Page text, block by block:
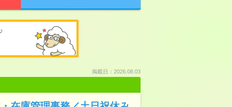
掲載日：2026.08.03